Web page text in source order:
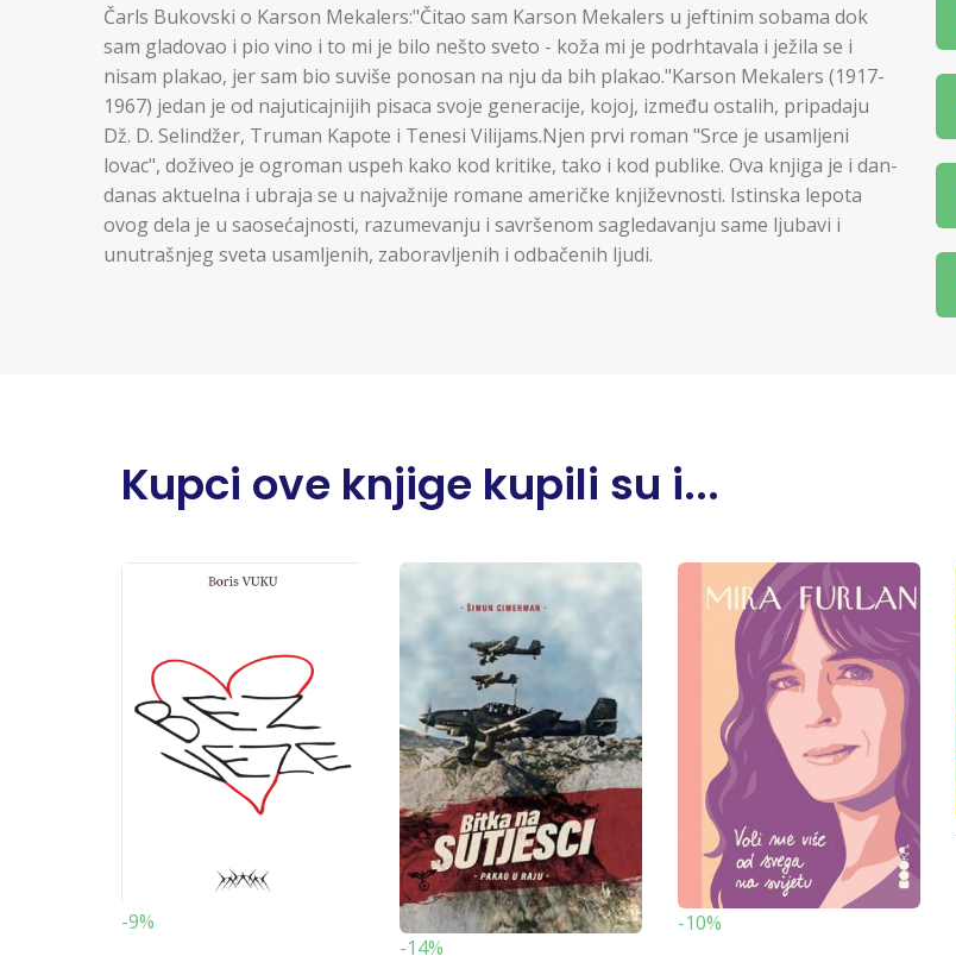
Čarls Bukovski o Karson Mekalers:"Čitao sam Karson Mekalers u jeftinim sobama dok
sam gladovao i pio vino i to mi je bilo nešto sveto - koža mi je podrhtavala i ježila se i
nisam plakao, jer sam bio suviše ponosan na nju da bih plakao."Karson Mekalers (1917-
1967) jedan je od najuticajnijih pisaca svoje generacije, kojoj, između ostalih, pripadaju
Dž. D. Selindžer, Truman Kapote i Tenesi Vilijams.Njen prvi roman "Srce je usamljeni
lovac", doživeo je ogroman uspeh kako kod kritike, tako i kod publike. Ova knjiga je i dan-
danas aktuelna i ubraja se u najvažnije romane američke književnosti. Istinska lepota
ovog dela je u saosećajnosti, razumevanju i savršenom sagledavanju same ljubavi i
unutrašnjeg sveta usamljenih, zaboravljenih i odbačenih ljudi.
Kupci ove knjige kupili su i...
-9%
-14%
-10%